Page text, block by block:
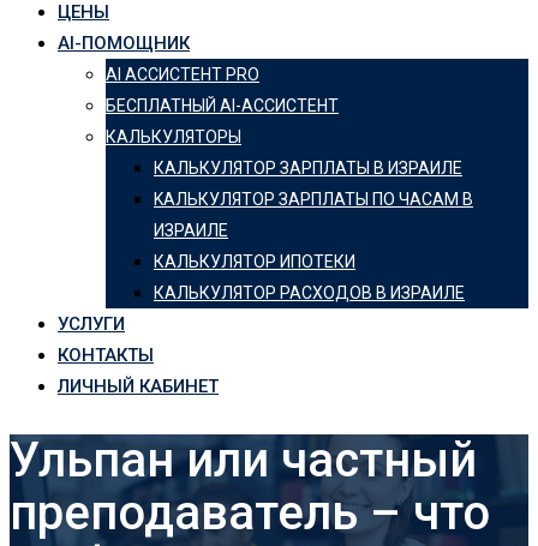
ЦЕНЫ
AI-ПОМОЩНИК
AI АССИСТЕНТ PRO
БЕСПЛАТНЫЙ AI-АССИСТЕНТ
КАЛЬКУЛЯТОРЫ
КАЛЬКУЛЯТОР ЗАРПЛАТЫ В ИЗРАИЛЕ
KАЛЬКУЛЯТОР ЗАРПЛАТЫ ПО ЧАСАМ В
ИЗРАИЛЕ
КАЛЬКУЛЯТОР ИПОТЕКИ
КАЛЬКУЛЯТОР РАСХОДОВ В ИЗРАИЛЕ
УСЛУГИ
КОНТАКТЫ
ЛИЧНЫЙ КАБИНЕТ
Ульпан или частный
преподаватель – что